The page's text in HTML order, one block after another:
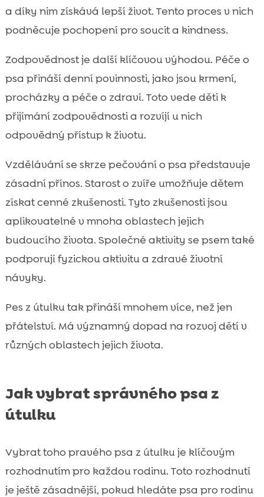
a díky nim získává lepší život. Tento proces v nich
podněcuje pochopení pro soucit a kindness.
Zodpovědnost je další klíčovou výhodou. Péče o
psa přináší denní povinnosti, jako jsou krmení,
procházky a péče o zdraví. Toto vede děti k
přijímání zodpovědnosti a rozvíjí u nich
odpovědný přístup k životu.
Vzdělávání se skrze pečování o psa představuje
zásadní přínos. Starost o zvíře umožňuje dětem
získat cenné zkušenosti. Tyto zkušenosti jsou
aplikovatelné v mnoha oblastech jejich
budoucího života. Společné aktivity se psem také
podporují fyzickou aktivitu a zdravé životní
návyky.
Pes z útulku tak přináší mnohem více, než jen
přátelství. Má významný dopad na rozvoj dětí v
různých oblastech jejich života.
Jak vybrat správného psa z
útulku
Vybrat toho pravého psa z útulku je klíčovým
rozhodnutím pro každou rodinu. Toto rozhodnutí
je ještě zásadnější, pokud hledáte psa pro rodinu